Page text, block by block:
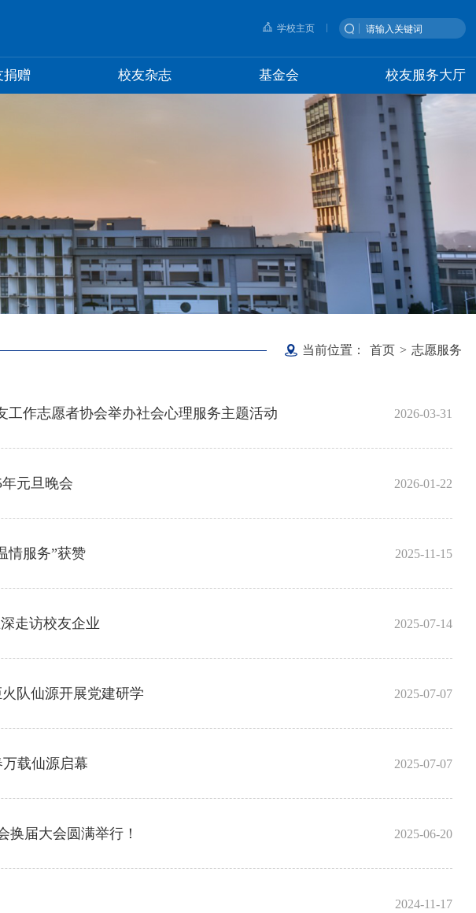
学校主页
捐赠 校友杂志 基金会 校友服务大厅
当前位置： 首页 > 志愿服务
作志愿者协会举办社会心理服务主题活动 2026-03-31
元旦晚会 2026-01-22
情服务”获赞 2025-11-15
走访校友企业 2025-07-14
队仙源开展党建研学 2025-07-07
载仙源启幕 2025-07-07
届大会圆满举行！ 2025-06-20
2024-11-17